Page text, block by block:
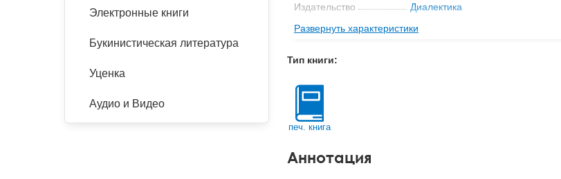
Издательство
Диалектика
Формат книги
234x165x11 мм
Кол-во стр
Год
Код
Развернуть характеристики
Тип книги:
печ. книга
Аннотация
Электронные книги
Букинистическая литература
Уценка
Аудио и Видео